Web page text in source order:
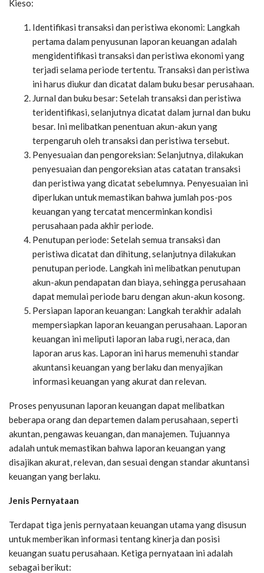
Kieso:
Identifikasi transaksi dan peristiwa ekonomi: Langkah
pertama dalam penyusunan laporan keuangan adalah
mengidentifikasi transaksi dan peristiwa ekonomi yang
terjadi selama periode tertentu. Transaksi dan peristiwa
ini harus diukur dan dicatat dalam buku besar perusahaan.
Jurnal dan buku besar: Setelah transaksi dan peristiwa
teridentifikasi, selanjutnya dicatat dalam jurnal dan buku
besar. Ini melibatkan penentuan akun-akun yang
terpengaruh oleh transaksi dan peristiwa tersebut.
Penyesuaian dan pengoreksian: Selanjutnya, dilakukan
penyesuaian dan pengoreksian atas catatan transaksi
dan peristiwa yang dicatat sebelumnya. Penyesuaian ini
diperlukan untuk memastikan bahwa jumlah pos-pos
keuangan yang tercatat mencerminkan kondisi
perusahaan pada akhir periode.
Penutupan periode: Setelah semua transaksi dan
peristiwa dicatat dan dihitung, selanjutnya dilakukan
penutupan periode. Langkah ini melibatkan penutupan
akun-akun pendapatan dan biaya, sehingga perusahaan
dapat memulai periode baru dengan akun-akun kosong.
Persiapan laporan keuangan: Langkah terakhir adalah
mempersiapkan laporan keuangan perusahaan. Laporan
keuangan ini meliputi laporan laba rugi, neraca, dan
laporan arus kas. Laporan ini harus memenuhi standar
akuntansi keuangan yang berlaku dan menyajikan
informasi keuangan yang akurat dan relevan.
Proses penyusunan laporan keuangan dapat melibatkan
beberapa orang dan departemen dalam perusahaan, seperti
akuntan, pengawas keuangan, dan manajemen. Tujuannya
adalah untuk memastikan bahwa laporan keuangan yang
disajikan akurat, relevan, dan sesuai dengan standar akuntansi
keuangan yang berlaku.
Jenis Pernyataan
Terdapat tiga jenis pernyataan keuangan utama yang disusun
untuk memberikan informasi tentang kinerja dan posisi
keuangan suatu perusahaan. Ketiga pernyataan ini adalah
sebagai berikut: